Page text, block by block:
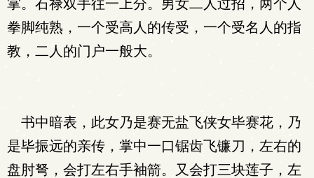
掌。石禄双手往一上分。男女二人过招，两个人
拳脚纯熟，一个受高人的传受，一个受名人的指
教，二人的门户一般大。
书中暗表，此女乃是赛无盐飞侠女毕赛花，乃
是毕振远的亲传，掌中一口锯齿飞镰刀，左右的
盘肘弩，会打左右手袖箭。又会打三块莲子，左